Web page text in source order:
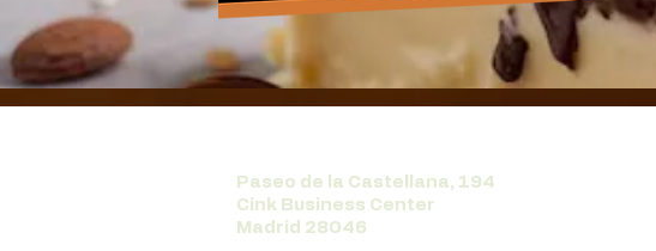
Paseo de la Castellana, 194
Cink Business Center
Madrid 28046